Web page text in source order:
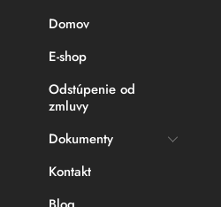
Domov
E-shop
Odstúpenie od
zmluvy
Dokumenty
Kontakt